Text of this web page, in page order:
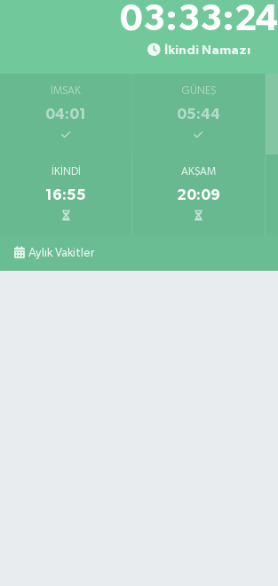
03:33:23
İkindi Namazı
İMSAK
04:01
GÜNEŞ
05:44
İKINDI
16:55
AKŞAM
20:09
Aylık Vakitler